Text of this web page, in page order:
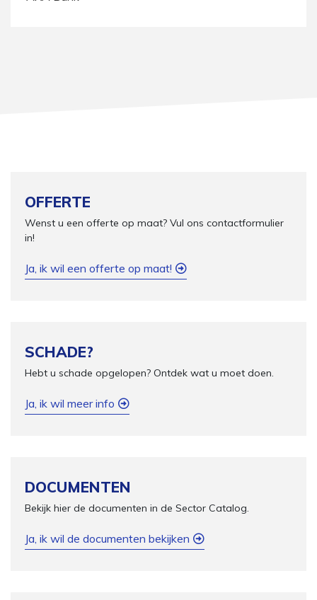
OFFERTE
Wenst u een offerte op maat? Vul ons contactformulier
in!
Ja, ik wil een offerte op maat!
SCHADE?
Hebt u schade opgelopen? Ontdek wat u moet doen.
Ja, ik wil meer info
DOCUMENTEN
Bekijk hier de documenten in de Sector Catalog.
Ja, ik wil de documenten bekijken